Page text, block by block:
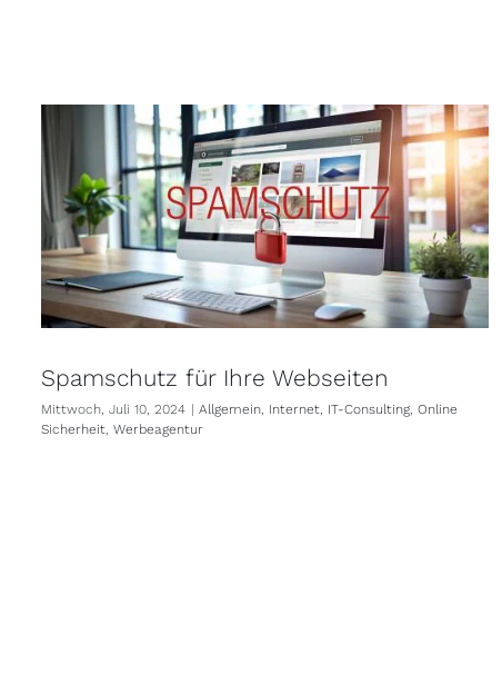
Spamschutz für Ihre Webseiten
Mittwoch, Juli 10, 2024 | Allgemein, Internet, IT-Consulting, Online
Sicherheit, Werbeagentur